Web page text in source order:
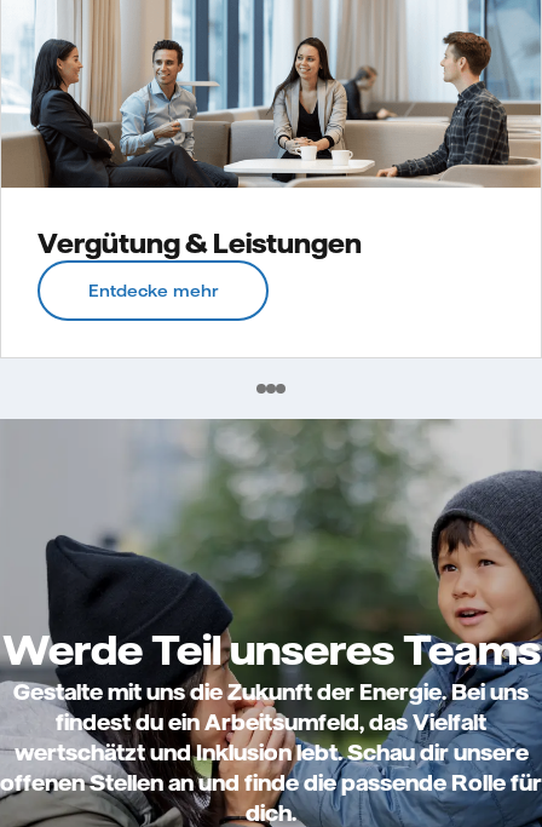
Vergütung & Leistungen
Entdecke mehr
Werde Teil unseres Teams
Gestalte mit uns die Zukunft der Energie. Bei uns
findest du ein Arbeitsumfeld, das Vielfalt
wertschätzt und Inklusion lebt. Schau dir unsere
offenen Stellen an und finde die passende Rolle für
dich.